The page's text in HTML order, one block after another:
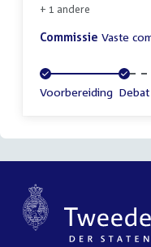
+ 1 andere
Commissie Vaste
Voltooid:
Voorbereiding Debat